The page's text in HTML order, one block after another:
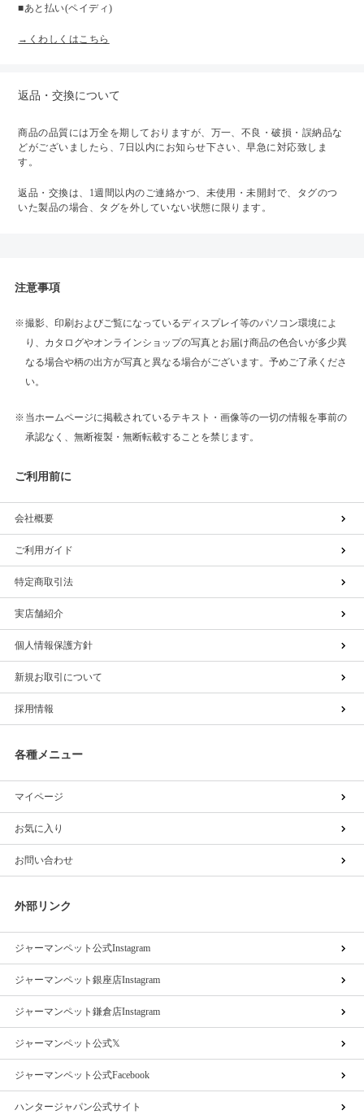
■あと払い(ペイディ)
→くわしくはこちら
返品・交換について
商品の品質には万全を期しておりますが、万一、不良・破損・誤納品な
どがございましたら、7日以内にお知らせ下さい、早急に対応致しま
す。
返品・交換は、1週間以内のご連絡かつ、未使用・未開封で、タグのつ
いた製品の場合、タグを外していない状態に限ります。
注意事項
撮影、印刷およびご覧になっているディスプレイ等のパソコン環境によ
り、カタログやオンラインショップの写真とお届け商品の色合いが多少異
なる場合や柄の出方が写真と異なる場合がございます。予めご了承くださ
い。
当ホームページに掲載されているテキスト・画像等の一切の情報を事前の
承認なく、無断複製・無断転載することを禁じます。
ご利用前に
会社概要
ご利用ガイド
特定商取引法
実店舗紹介
個人情報保護方針
新規お取引について
採用情報
各種メニュー
マイページ
お気に入り
お問い合わせ
外部リンク
ジャーマンペット公式Instagram
ジャーマンペット銀座店Instagram
ジャーマンペット鎌倉店Instagram
ジャーマンペット公式𝕏
ジャーマンペット公式Facebook
ハンタージャパン公式サイト